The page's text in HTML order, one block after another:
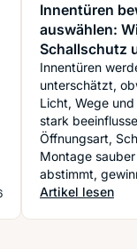
Innentüren
auswählen:
Schallschutz
Räume
Innentüren
unterschätzt,
Licht, Wege
stark
Öffnungsart,
Montage
abstimmt,
ein stimmiges
Artikel lesen